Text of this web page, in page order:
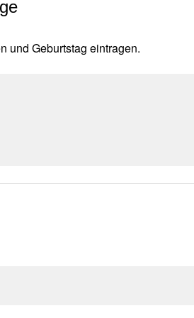
und Geburtstag eintragen.